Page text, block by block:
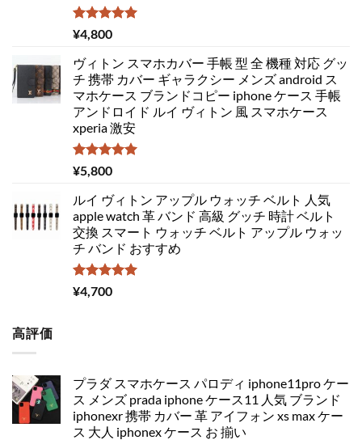
5段階中
5.00
¥4,800
ヴィトン スマホカバー 手帳 型 全 機種 対応 グッ
チ 携帯 カバー ギャラクシー メンズ android ス
マホケース ブランドコピー iphone ケース 手帳
アンドロイド ルイ ヴィトン 風 スマホケース
xperia 激安
5段階中
5.00
¥5,800
ルイ ヴィトン アップル ウォッチ ベルト 人気
apple watch 革 バンド 高級 グッチ 時計 ベルト
交換 スマート ウォッチ ベルト アップル ウォッ
チ バンド おすすめ
5段階中
5.00
¥4,700
高評価
プラダ スマホケース パロディ iphone11pro ケー
ス メンズ prada iphone ケース11 人気 ブランド
iphonexr 携帯 カバー 革 アイフォン xs max ケー
ス 大人 iphonex ケース お 揃い